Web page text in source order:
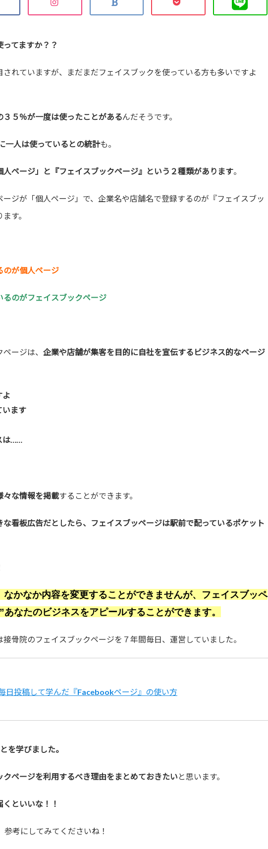
てますか？？
れていますが、まだまだフェイスブックを使っている方も多いですよ
３５％が一度は使ったことがあるんだそうです。
一人は使っているとの統計も。
人ページ」と『フェイスブックページ』という２種類があります。
ジが「個人ページ」で、企業名や店舗名で登録するのが『フェイスブッ
す。
のが個人ページ
るのがフェイスブックページ
ージは、 企業や店舗が集客を目的に自社を宣伝するビジネス的なページ
よ
います
は……
々な情報を掲載することができます。
な看板広告だとしたら、フェイスブッページは駅前で配っているポケット
かなか内容を変更することができませんが、フェイスブッペ
なたのビジネスをアピールすることができます。
骨院のフェイスブックページを７年間毎日、運営していました。
日投稿して学んだ『Facebookページ』の使い方
を学びました。
クページを利用するべき理由をまとめておきたい と思います。
といいな！！
参考にしてみてくださいね！